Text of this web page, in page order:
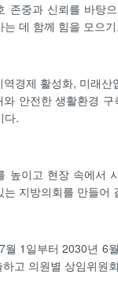
존중과 신뢰를 바탕
데 함께 힘을 모으
경제 활성화, 미래
안전한 생활환경
다.
높이고 현장 속에서
지방의회를 만들어
1일부터 2030년 6
고 의원별 상임위원